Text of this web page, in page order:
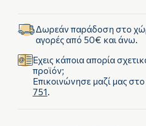
Δωρεάν παράδοση στο
αγορές από 50€ και άνω.
Έχεις κάποια απορία
προϊόν;
Επικοινώνησε μαζί μας στο
751